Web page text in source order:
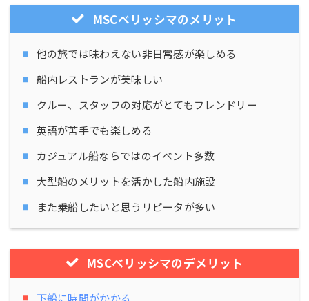
MSCベリッシマのメリット
他の旅では味わえない非日常感が楽しめる
船内レストランが美味しい
クルー、スタッフの対応がとてもフレンドリー
英語が苦手でも楽しめる
カジュアル船ならではのイベント多数
大型船のメリットを活かした船内施設
また乗船したいと思うリピータが多い
MSCベリッシマのデメリット
下船に時間がかかる